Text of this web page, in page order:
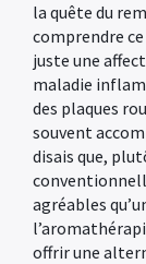
la quête du
comprendre
juste une
maladie
des plaques
souvent
disais que,
agréables
offrir une